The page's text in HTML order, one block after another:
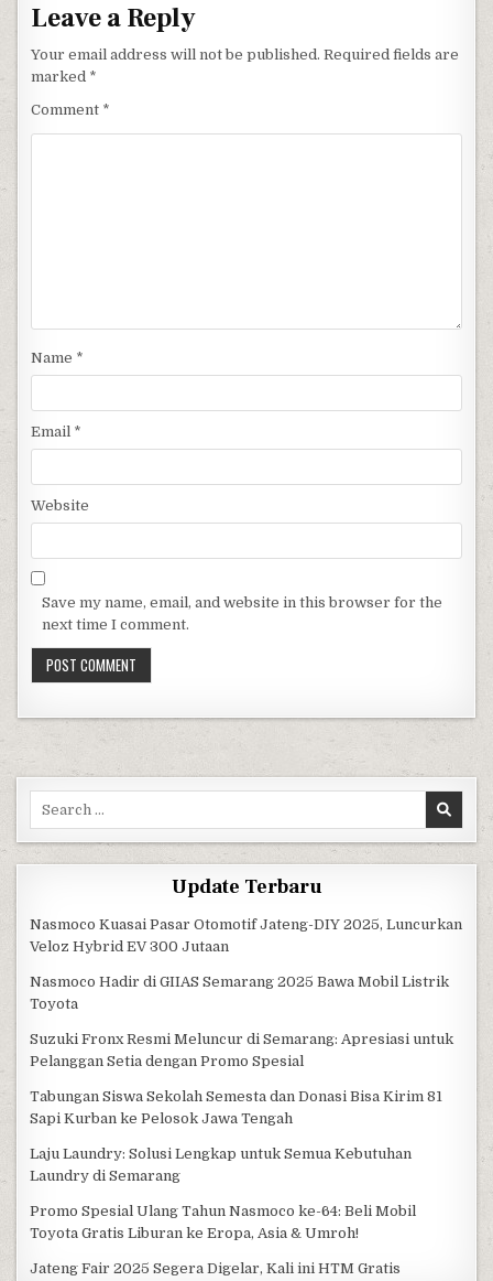
Leave a Reply
Your email address will not be published. Required fields are
marked *
Comment *
Name *
Email *
Website
Save my name, email, and website in this browser for the
next time I comment.
Search for:
Update Terbaru
Nasmoco Kuasai Pasar Otomotif Jateng-DIY 2025, Luncurkan
Veloz Hybrid EV 300 Jutaan
Nasmoco Hadir di GIIAS Semarang 2025 Bawa Mobil Listrik
Toyota
Suzuki Fronx Resmi Meluncur di Semarang: Apresiasi untuk
Pelanggan Setia dengan Promo Spesial
Tabungan Siswa Sekolah Semesta dan Donasi Bisa Kirim 81
Sapi Kurban ke Pelosok Jawa Tengah
Laju Laundry: Solusi Lengkap untuk Semua Kebutuhan
Laundry di Semarang
Promo Spesial Ulang Tahun Nasmoco ke-64: Beli Mobil
Toyota Gratis Liburan ke Eropa, Asia & Umroh!
Jateng Fair 2025 Segera Digelar, Kali ini HTM Gratis